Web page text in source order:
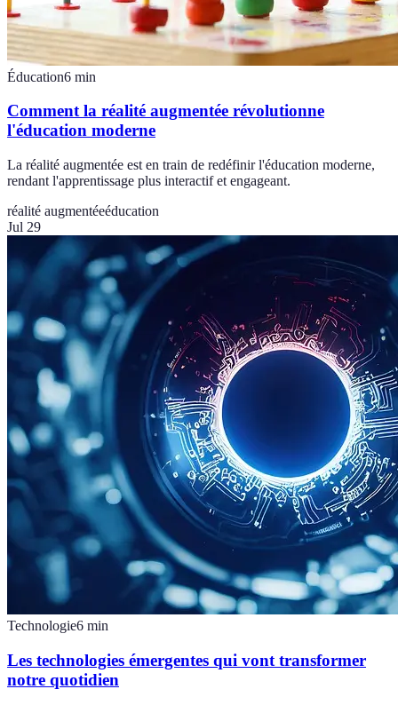
Éducation6 min
Comment la réalité augmentée révolutionne
l'éducation moderne
La réalité augmentée est en train de redéfinir l'éducation moderne,
rendant l'apprentissage plus interactif et engageant.
réalité augmentéeéducation
Jul 29
Technologie6 min
Les technologies émergentes qui vont transformer
notre quotidien